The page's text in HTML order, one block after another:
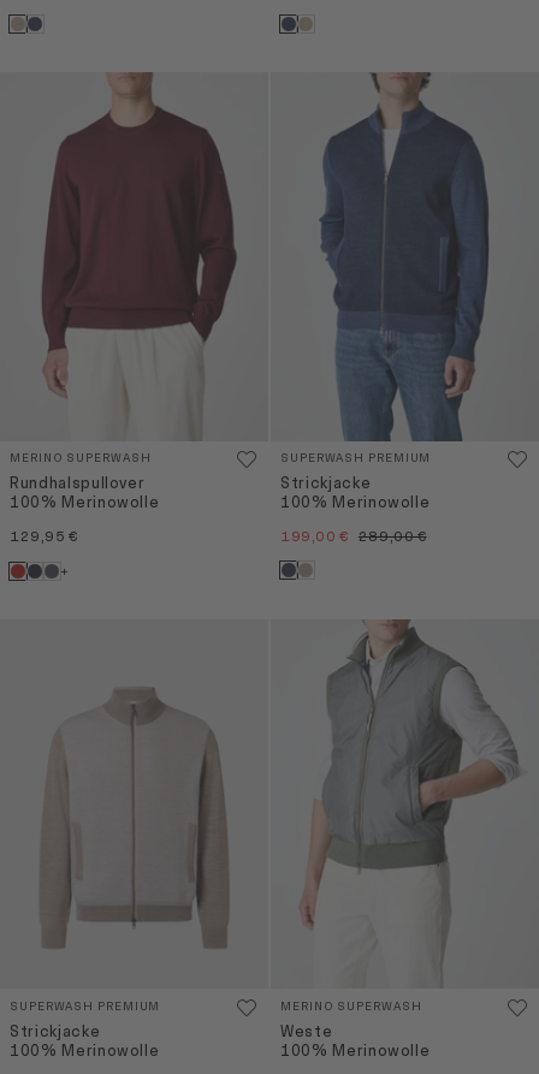
MERINO SUPERWASH
Rundhalspullover
100% Merinowolle
129,95 €
+
SUPERWASH PREMIUM
Strickjacke
100% Merinowolle
199,00 € 289,00 €
SUPERWASH PREMIUM
Strickjacke
100% Merinowolle
MERINO SUPERWASH
Weste
100% Merinowolle